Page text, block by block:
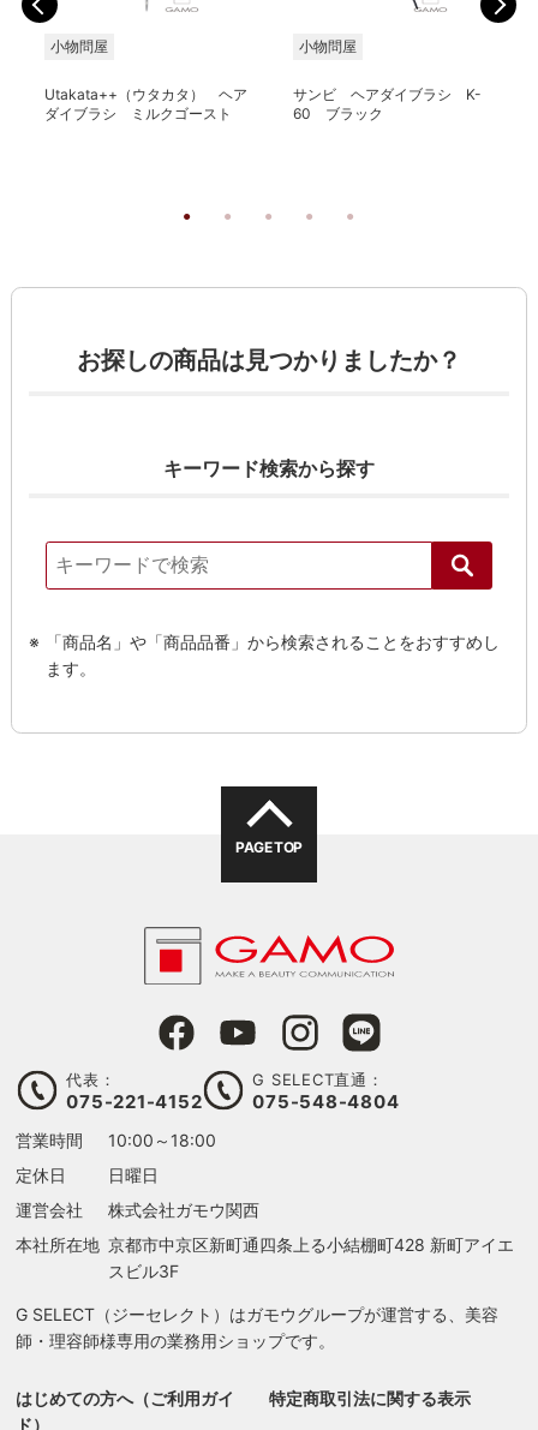
小物問屋
Utakata++（ウタカタ） ヘア
ダイブラシ ミルクゴースト
小物問屋
サンビ ヘアダイブラシ K-
60 ブラック
お探しの商品は見つかりましたか？
キーワード検索から探す
「商品名」や「商品品番」から検索されることをおすすめし
ます。
PAGE TOP
代表：
075-221-4152
G SELECT直通：
075-548-4804
営業時間
10:00～18:00
定休日
日曜日
運営会社
株式会社ガモウ関西
本社所在地 京都市中京区新町通四条上る小結棚町428 新町アイエ
スビル3F
G SELECT（ジーセレクト）はガモウグループが運営する、美容
師・理容師様専用の業務用ショップです。
はじめての方へ（ご利用ガイ
ド）
特定商取引法に関する表示